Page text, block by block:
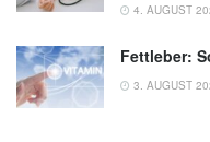
4. AUGUST
Fettleber:
3. AUGUST